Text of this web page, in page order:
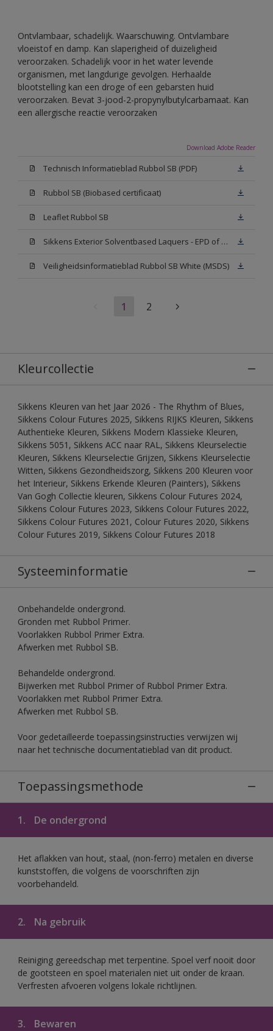
Ontvlambaar, schadelijk. Waarschuwing. Ontvlambare
vloeistof en damp. Kan slaperigheid of duizeligheid
veroorzaken. Schadelijk voor in het water levende
organismen, met langdurige gevolgen. Herhaalde
blootstelling kan een droge of een gebarsten huid
veroorzaken. Bevat 3-jood-2-propynylbutylcarbamaat. Kan
een allergische reactie veroorzaken
Download Adobe Reader
Technisch Informatieblad Rubbol SB (PDF)
Rubbol SB (Biobased certificaat)
Leaflet Rubbol SB
Sikkens Exterior Solventbased Laquers - EPD of Milieuproductverklaring
Veiligheidsinformatieblad Rubbol SB White (MSDS)
1 2
Kleurcollectie
Sikkens Kleuren van het Jaar 2026 - The Rhythm of Blues,
Sikkens Colour Futures 2025, Sikkens RIJKS Kleuren, Sikkens
Authentieke Kleuren, Sikkens Modern Klassieke Kleuren,
Sikkens 5051, Sikkens ACC naar RAL, Sikkens Kleurselectie
Kleuren, Sikkens Kleurselectie Grijzen, Sikkens Kleurselectie
Witten, Sikkens Gezondheidszorg, Sikkens 200 Kleuren voor
het Interieur, Sikkens Erkende Kleuren (Painters), Sikkens
Van Gogh Collectie kleuren, Sikkens Colour Futures 2024,
Sikkens Colour Futures 2023, Sikkens Colour Futures 2022,
Sikkens Colour Futures 2021, Colour Futures 2020, Sikkens
Colour Futures 2019, Sikkens Colour Futures 2018
Systeeminformatie
Onbehandelde ondergrond.
Gronden met Rubbol Primer.
Voorlakken Rubbol Primer Extra.
Afwerken met Rubbol SB.
Behandelde ondergrond.
Bijwerken met Rubbol Primer of Rubbol Primer Extra.
Voorlakken met Rubbol Primer Extra.
Afwerken met Rubbol SB.
Voor gedetailleerde toepassingsinstructies verwijzen wij
naar het technische documentatieblad van dit product.
Toepassingsmethode
1. De ondergrond
Het aflakken van hout, staal, (non-ferro) metalen en diverse
kunststoffen, die volgens de voorschriften zijn
voorbehandeld.
2. Na gebruik
Reiniging gereedschap met terpentine. Spoel verf nooit door
de gootsteen en spoel materialen niet uit onder de kraan.
Verfresten afvoeren volgens lokale richtlijnen.
3. Bewaren